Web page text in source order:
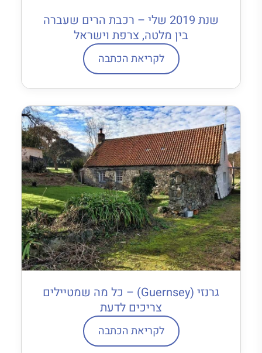
שנת 2019 שלי – רכבת הרים שעברה
בין מלטה, צרפת וישראל
לקריאת הכתבה
גרנזי (Guernsey) – כל מה שמטיילים
צריכים לדעת
לקריאת הכתבה